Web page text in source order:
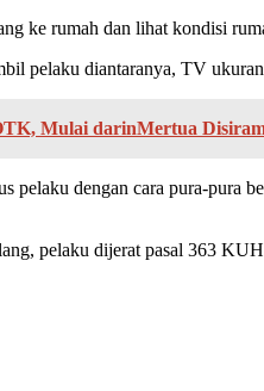
ke rumah dan lihat kondisi
pelaku diantaranya, TV
Mulai darinMertua
pelaku dengan cara pura-pura
pelaku dijerat pasal 363